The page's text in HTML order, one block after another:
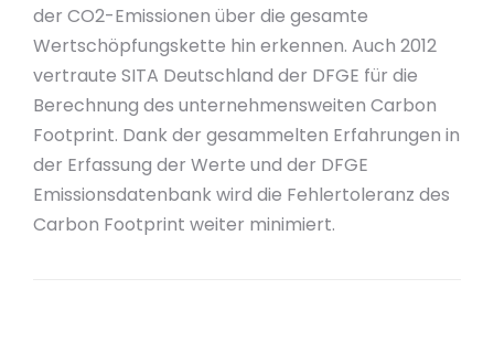
der CO2-Emissionen über die gesamte
Wertschöpfungskette hin erkennen. Auch 2012
vertraute SITA Deutschland der DFGE für die
Berechnung des unternehmensweiten Carbon
Footprint. Dank der gesammelten Erfahrungen in
der Erfassung der Werte und der DFGE
Emissionsdatenbank wird die Fehlertoleranz des
Carbon Footprint weiter minimiert.